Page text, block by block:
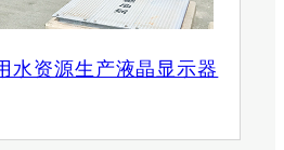
水资源生产液晶显示器